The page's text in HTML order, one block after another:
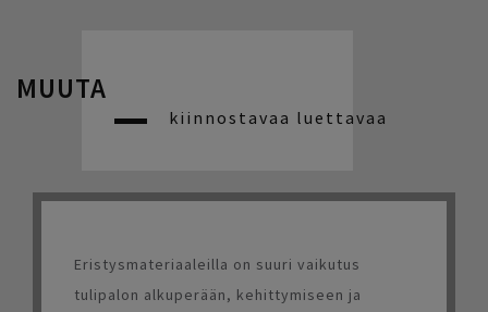
MUUTA
kiinnostavaa luettavaa
Eristysmateriaaleilla on suuri vaikutus
tulipalon alkuperään, kehittymiseen ja